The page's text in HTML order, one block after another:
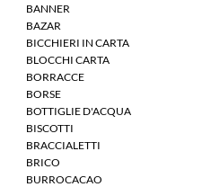
BANNER
BAZAR
BICCHIERI IN CARTA
BLOCCHI CARTA
BORRACCE
BORSE
BOTTIGLIE D'ACQUA
BISCOTTI
BRACCIALETTI
BRICO
BURROCACAO